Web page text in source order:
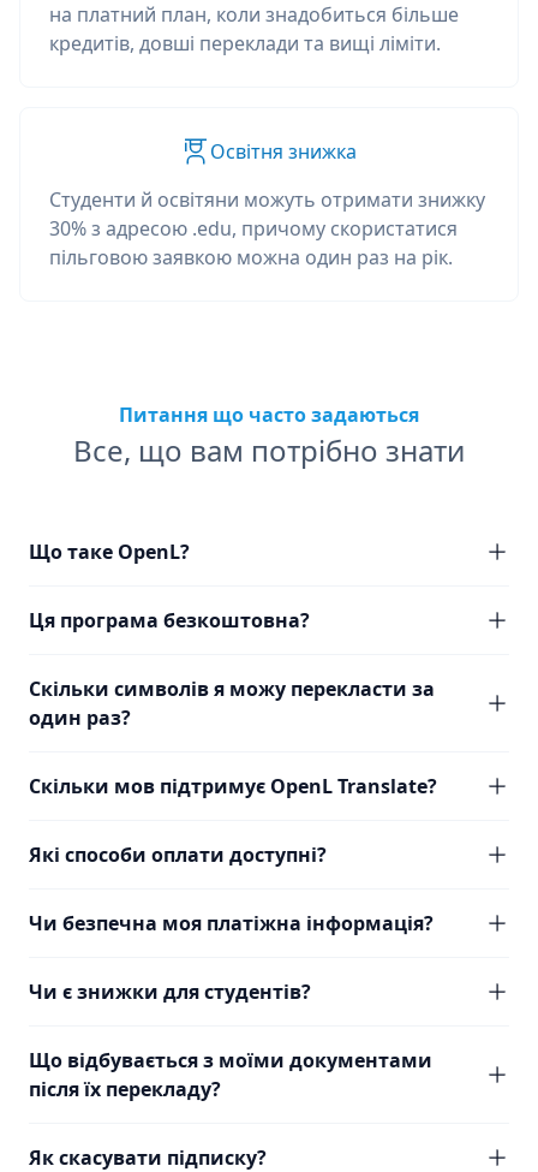
на платний план, коли знадобиться більше
кредитів, довші переклади та вищі ліміти.
Освітня знижка
Студенти й освітяни можуть отримати знижку
30% з адресою .edu, причому скористатися
пільговою заявкою можна один раз на рік.
Питання що часто задаються
Все, що вам потрібно знати
Що таке OpenL?
Ця програма безкоштовна?
Скільки символів я можу перекласти за
один раз?
Скільки мов підтримує OpenL Translate?
Які способи оплати доступні?
Чи безпечна моя платіжна інформація?
Чи є знижки для студентів?
Що відбувається з моїми документами
після їх перекладу?
Як скасувати підписку?